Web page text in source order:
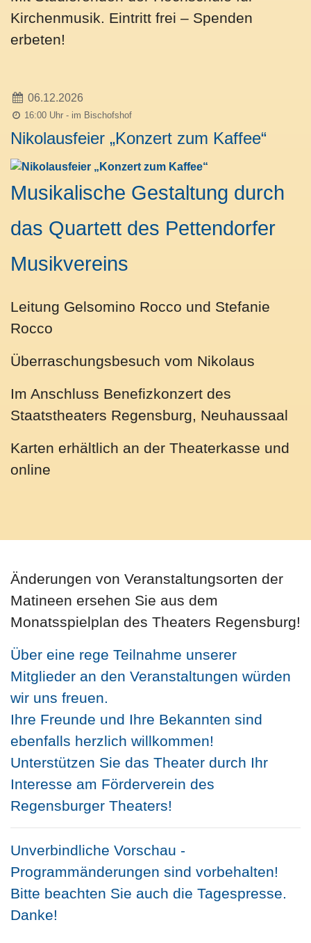
Kirchenmusik. Eintritt frei – Spenden
erbeten!
06.12.2026
16:00 Uhr - im Bischofshof
Nikolausfeier „Konzert zum Kaffee“
Musikalische Gestaltung durch
das Quartett des Pettendorfer
Musikvereins
Leitung Gelsomino Rocco und Stefanie
Rocco
Überraschungsbesuch vom Nikolaus
Im Anschluss Benefizkonzert des
Staatstheaters Regensburg, Neuhaussaal
Karten erhältlich an der Theaterkasse und
online
Änderungen von Veranstaltungsorten der
Matineen ersehen Sie aus dem
Monatsspielplan des Theaters Regensburg!
Über eine rege Teilnahme unserer
Mitglieder an den Veranstaltungen würden
wir uns freuen.
Ihre Freunde und Ihre Bekannten sind
ebenfalls herzlich willkommen!
Unterstützen Sie das Theater durch Ihr
Interesse am Förderverein des
Regensburger Theaters!
Unverbindliche Vorschau -
Programmänderungen sind vorbehalten!
Bitte beachten Sie auch die Tagespresse.
Danke!